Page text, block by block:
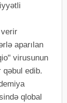
aparılan
virusunun
qəbul edib.
qlobal